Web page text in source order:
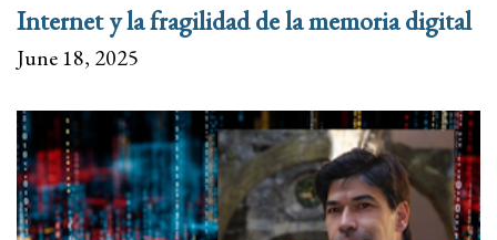
Internet y la fragilidad de la memoria digital
June 18, 2025